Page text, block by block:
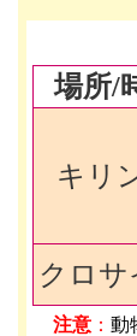
場所/
キリ
クロサ
注意 ：動